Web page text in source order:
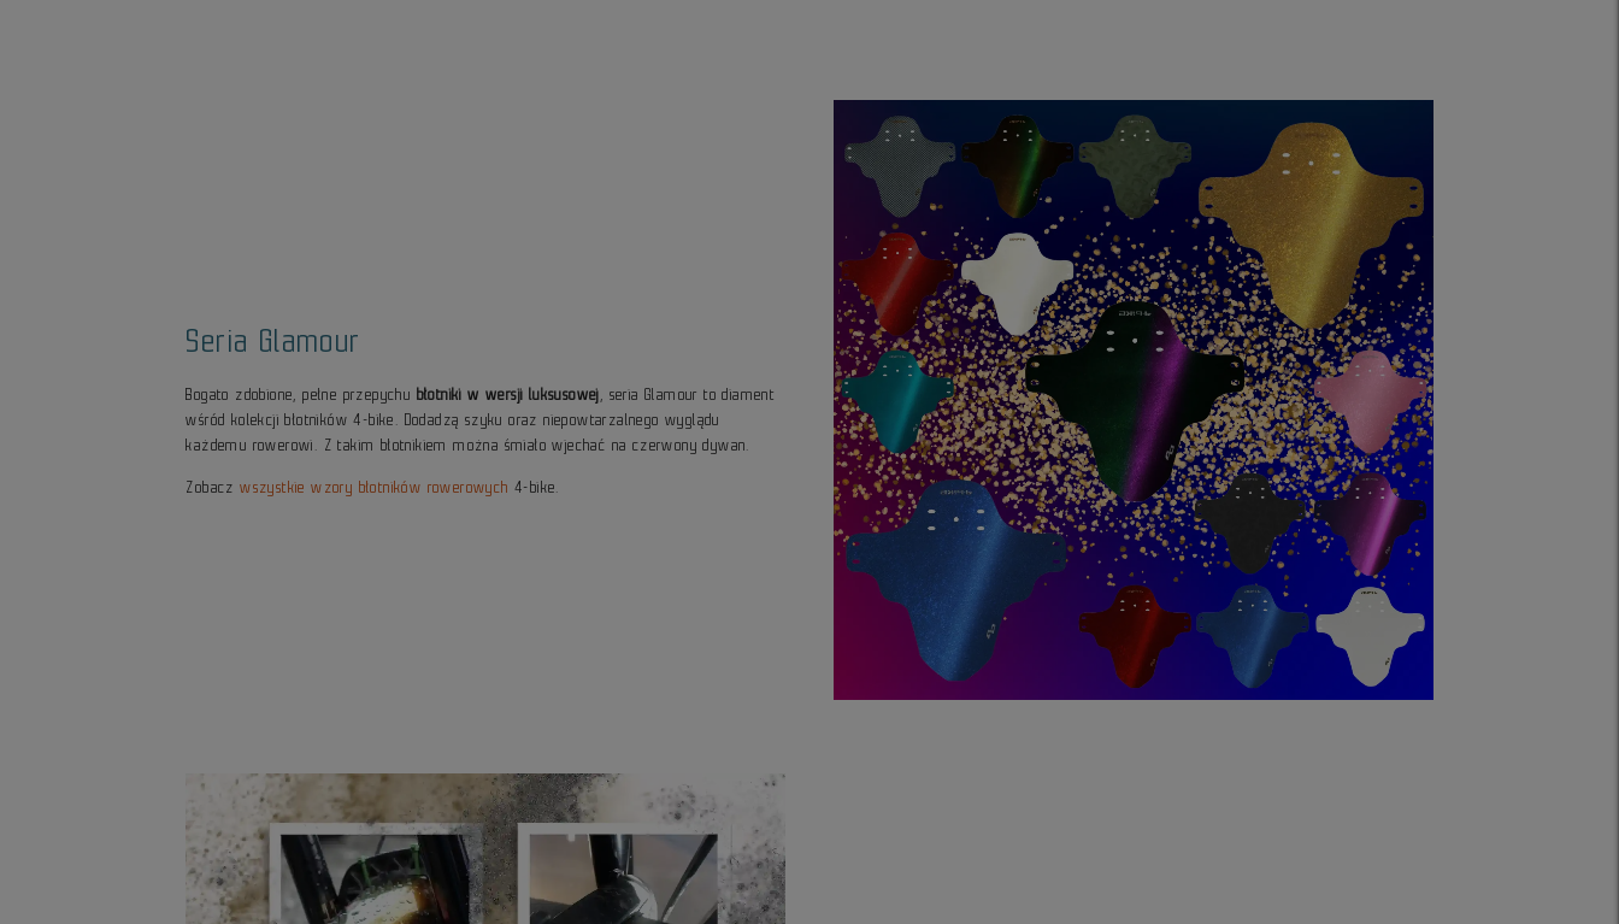
Seria Glamour
Bogato zdobione, pełne przepychu błotniki w wersji luksusowej, seria Glamour to diament
wśród kolekcji błotników 4-bike. Dodadzą szyku oraz niepowtarzalnego wyglądu
każdemu rowerowi. Z takim błotnikiem można śmiało wjechać na czerwony dywan.
Zobaczwszystkie wzory błotników rowerowych 4-bike.